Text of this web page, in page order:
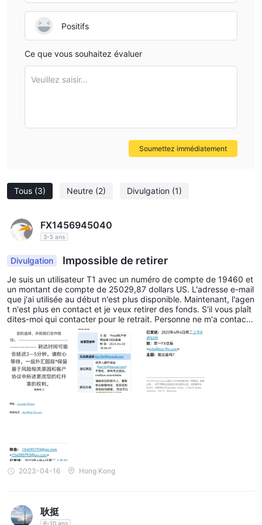
Tous (3) Neutre (2) Divulgation (1)
FX1456945040
3-5 ans
Divulgation Impossible de retirer
Je suis un utilisateur T1 avec un numéro de compte de 19460 et
un montant de compte de 25029,87 dollars US. L'adresse e-mail
que j'ai utilisée au début n'est plus disponible. Maintenant, l'agen
t n'est plus en contact et je veux retirer des fonds. S'il vous plaît
dites-moi qui contacter pour le retrait. Personne ne m'a contacté
2023-04-16 Hong Kong
耿挺
6-10 ans
Positifs
Ce que vous souhaitez évaluer
Veuillez saisir...
Soumettez immédiatement